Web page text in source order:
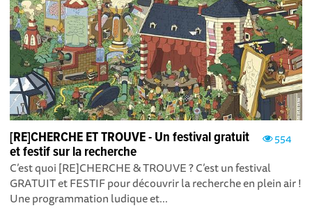
554
[RE]CHERCHE ET TROUVE - Un festival gratuit
et festif sur la recherche
C’est quoi [RE]CHERCHE & TROUVE ? C’est un festival
GRATUIT et FESTIF pour découvrir la recherche en plein air !
Une programmation ludique et...